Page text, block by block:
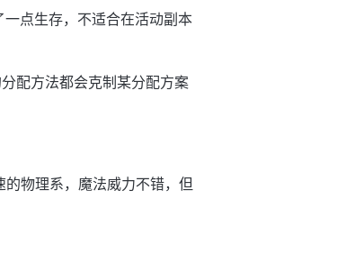
点生存，不适合在活动副本
配方法都会克制某分配方案
物理系，魔法威力不错，但